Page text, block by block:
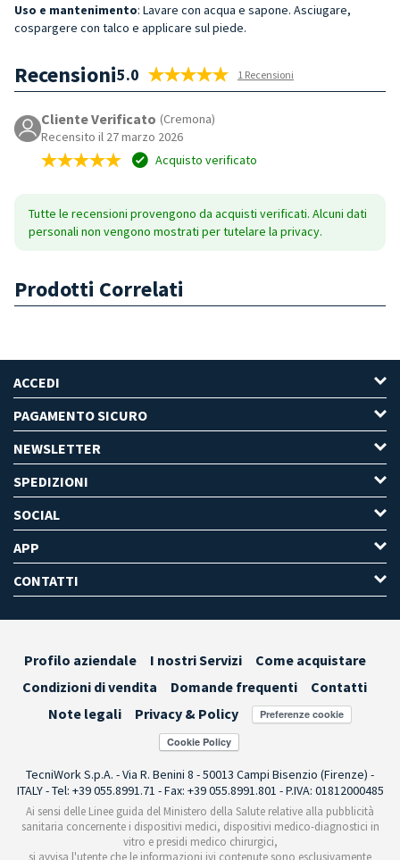
Uso e mantenimento: Lavare con acqua e sapone. Asciugare,
cospargere con talco e applicare sul piede.
Recensioni5.0 1 Recensioni
Cliente Verificato (Cremona)
Recensito il 27 marzo 2026
Acquisto verificato
Tutte le recensioni provengono da acquisti verificati. Alcuni dati
personali non vengono mostrati per tutelare la privacy.
Prodotti Correlati
ACCEDI
PAGAMENTO SICURO
NEWSLETTER
SPEDIZIONI
SOCIAL
APP
CONTATTI
Profilo aziendale I nostri Servizi
Come acquistare
Condizioni di vendita
Domande frequenti
Contatti
Note legali
Privacy & Policy Preferenze cookie
TecniWork S.p.A. - Via R. Benini 8 - 50013 Campi Bisenzio (Firenze) -
ITALY - Tel: +39 055.8991.71 - Fax: +39 055.8991.801 - P.IVA: 01812000485
Ai sensi delle Linee guida del Ministero della Salute relative alla pubblicità
sanitaria concernente i dispositivi medici, dispositivi medico-diagnostici in
vitro e presidi medico chirurgici,
si avvisa l'utente che le informazioni ivi contenute sono esclusivamente